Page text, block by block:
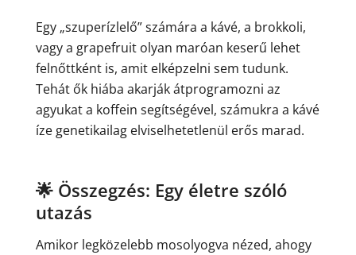
Egy „szuperízlelő” számára a kávé, a brokkoli,
vagy a grapefruit olyan maróan keserű lehet
felnőttként is, amit elképzelni sem tudunk.
Tehát ők hiába akarják átprogramozni az
agyukat a koffein segítségével, számukra a kávé
íze genetikailag elviselhetetlenül erős marad.
🌟 Összegzés: Egy életre szóló
utazás
Amikor legközelebb mosolyogva nézed, ahogy